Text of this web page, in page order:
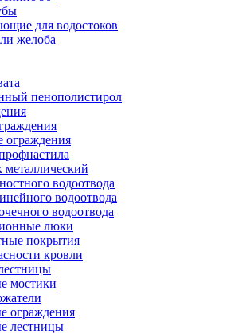
для водостоков
желоба
пенополистирол
ограждения
водоотвода
водоотвода
водоотвода
люки
покрытия
кровли
мостики
ограждения
лестницы